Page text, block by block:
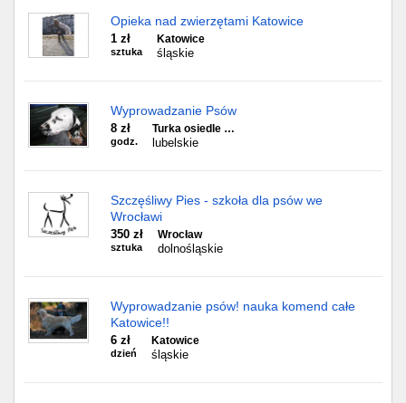
Opieka nad zwierzętami Katowice
1 zł
sztuka
Katowice
śląskie
Wyprowadzanie Psów
8 zł
godz.
Turka osiedle …
lubelskie
Szczęśliwy Pies - szkoła dla psów we
Wrocławi
350 zł
sztuka
Wrocław
dolnośląskie
Wyprowadzanie psów! nauka komend całe
Katowice!!
6 zł
dzień
Katowice
śląskie